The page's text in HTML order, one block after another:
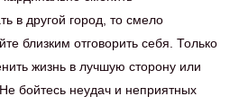
в другой город, то смело
близким отговорить себя. Только
жизнь в лучшую сторону или
бойтесь неудач и неприятных